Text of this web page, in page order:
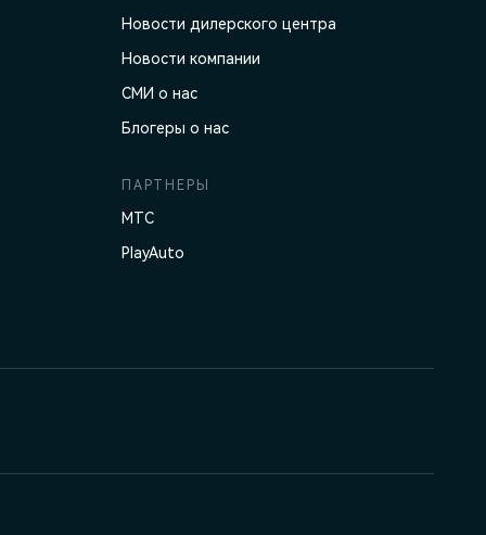
Новости дилерского центра
Новости компании
СМИ о нас
Блогеры о нас
ПАРТНЕРЫ
МТС
PlayAuto